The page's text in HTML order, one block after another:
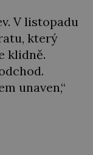
V listopadu
který
klidně.
unaven,“